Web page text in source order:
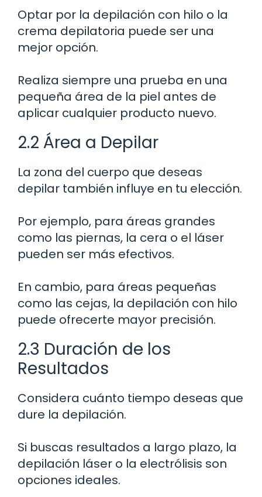
Optar por la depilación con hilo o la
crema depilatoria puede ser una
mejor opción.
Realiza siempre una prueba en una
pequeña área de la piel antes de
aplicar cualquier producto nuevo.
2.2 Área a Depilar
La zona del cuerpo que deseas
depilar también influye en tu elección.
Por ejemplo, para áreas grandes
como las piernas, la cera o el láser
pueden ser más efectivos.
En cambio, para áreas pequeñas
como las cejas, la depilación con hilo
puede ofrecerte mayor precisión.
2.3 Duración de los
Resultados
Considera cuánto tiempo deseas que
dure la depilación.
Si buscas resultados a largo plazo, la
depilación láser o la electrólisis son
opciones ideales.